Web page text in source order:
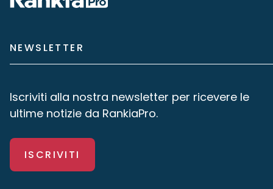
NEWSLETTER
Iscriviti alla nostra newsletter per ricevere le
ultime notizie da RankiaPro.
ISCRIVITI